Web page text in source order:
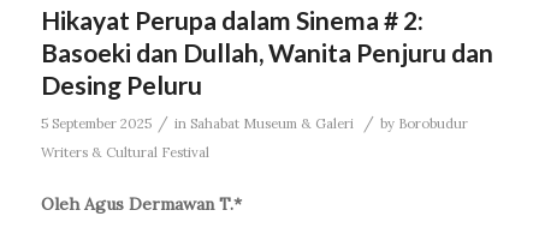
Hikayat Perupa dalam Sinema # 2:
Basoeki dan Dullah, Wanita Penjuru dan
Desing Peluru
5 September 2025 / in Sahabat Museum & Galeri / by Borobudur
Writers & Cultural Festival
Oleh Agus Dermawan T.*